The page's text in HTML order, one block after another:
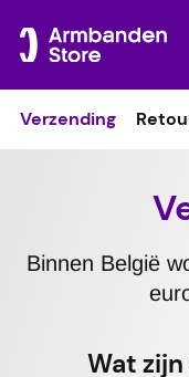
Verzending
Binnen België
Wat